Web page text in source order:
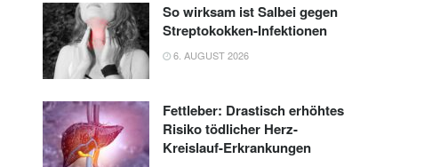
So wirksam ist Salbei gegen
Streptokokken-Infektionen
6. AUGUST 2026
Fettleber: Drastisch erhöhtes
Risiko tödlicher Herz-
Kreislauf-Erkrankungen